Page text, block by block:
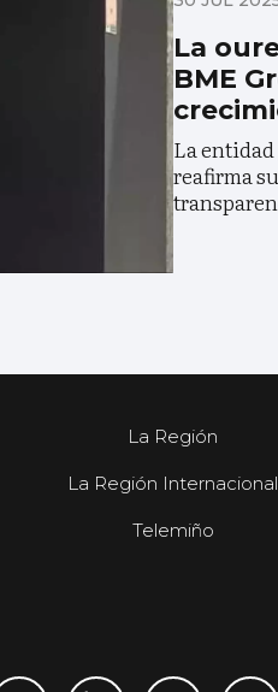
La
BME
La entidad
reafirma
La Región
La Región Internacional
Telemiño